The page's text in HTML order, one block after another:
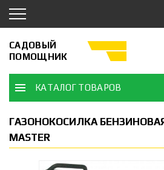
САДОВЫЙ
ПОМОЩНИК
КАТАЛОГ ТОВАРОВ
ГАЗОНОКОСИЛКА БЕНЗИНОВАЯ
MASTER